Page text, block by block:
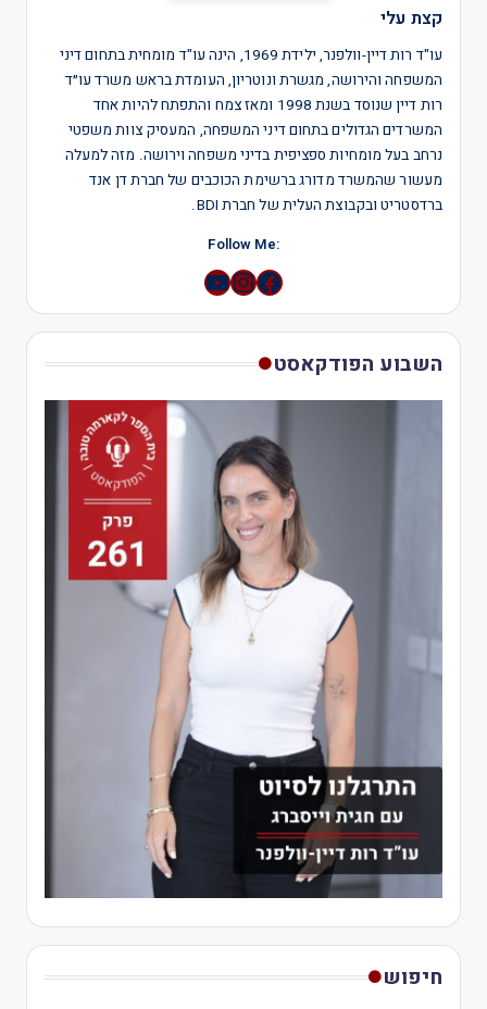
קצת עלי
עו"ד רות דיין-וולפנר, ילידת 1969, הינה עו"ד מומחית בתחום דיני
המשפחה והירושה, מגשרת ונוטריון, העומדת בראש משרד עו״ד
רות דיין שנוסד בשנת 1998 ומאז צמח והתפתח להיות אחד
המשרדים הגדולים בתחום דיני המשפחה, המעסיק צוות משפטי
נרחב בעל מומחיות ספציפית בדיני משפחה וירושה. מזה למעלה
מעשור שהמשרד מדורג ברשימת הכוכבים של חברת דן אנד
ברדסטריט ובקבוצת העלית של חברת BDI.
:Follow Me
Instagram
YouTube
השבוע הפודקאסט
חיפוש